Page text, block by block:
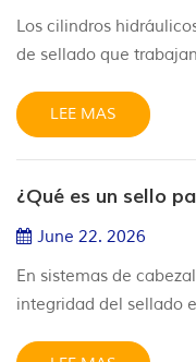
Los cilindros
de sellado que
estos componentes,
son dos de las
sistema hidráulico.
controlar la...
LEE MAS
¿Qué es un sello
June 22. 2026
En sistemas de
integridad del sellado